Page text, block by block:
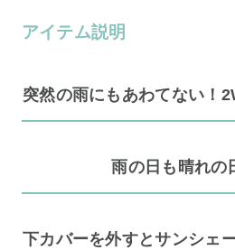
アイテム説明
突然の雨にもあわてない！
雨の日も晴れの
下カバーを外すとサンシェ